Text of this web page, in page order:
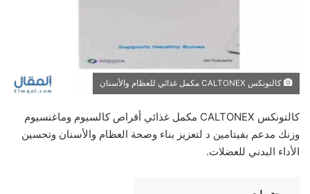
كالتونكس CALTONEX مكمل غذائي للعظام والأسنان
كالتونكس CALTONEX مكمل غذائي أقراص كالسيوم وماغنسيوم
وزنك مدعم بفيتامين د لتعزيز بناء وصحة العظام والأسنان وتحسين
الأداء البدني للعضلات.